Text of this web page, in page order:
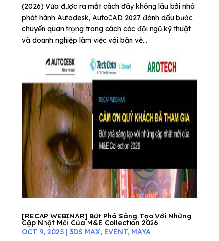
(2026) Vừa được ra mắt cách đây không lâu bởi nhà
phát hành Autodesk, AutoCAD 2027 đánh dấu bước
chuyển quan trọng trong cách các đội ngũ kỹ thuật
và doanh nghiệp làm việc với bản vẽ...
[RECAP WEBINAR] Bứt Phá Sáng Tạo Với Những
Cập Nhật Mới Của M&E Collection 2026
OCT 9, 2025 | 3DS MAX, EVENT, MAYA